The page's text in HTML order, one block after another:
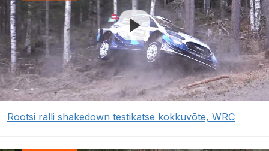
Rootsi ralli shakedown testikatse kokkuvõte, WRC